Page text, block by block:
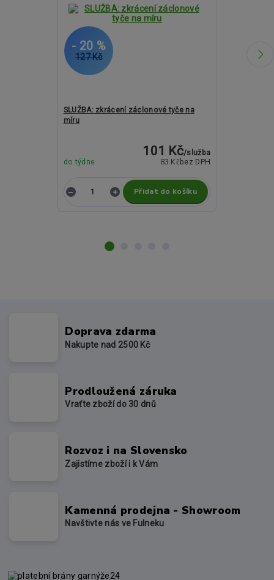
127 Kč
- 20 %
SLUŽBA: zkrácení záclonové tyče na
míru
101 Kč/služba
83 Kč bez DPH
do týdne
Přidat do košíku
1 641 Kč
Doprava zdarma
Nakupte nad 2500 Kč
Prodloužená záruka
Vraťte zboží do 30 dnů
Rozvoz i na Slovensko
Zajistíme zboží i k Vám
Kamenná prodejna - Showroom
Navštivte nás ve Fulneku